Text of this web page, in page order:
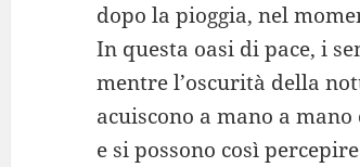
dopo la pioggia, nel
In questa oasi di pace, i
mentre l’oscurità della
acuiscono a mano a
e si possono così